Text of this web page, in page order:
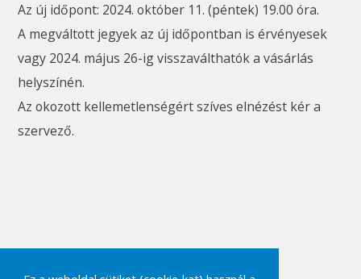
Az új időpont: 2024. október 11. (péntek) 19.00 óra.
A megváltott jegyek az új időpontban is érvényesek
vagy 2024. május 26-ig visszaválthatók a vásárlás
helyszínén.
Az okozott kellemetlenségért szíves elnézést kér a
szervező.